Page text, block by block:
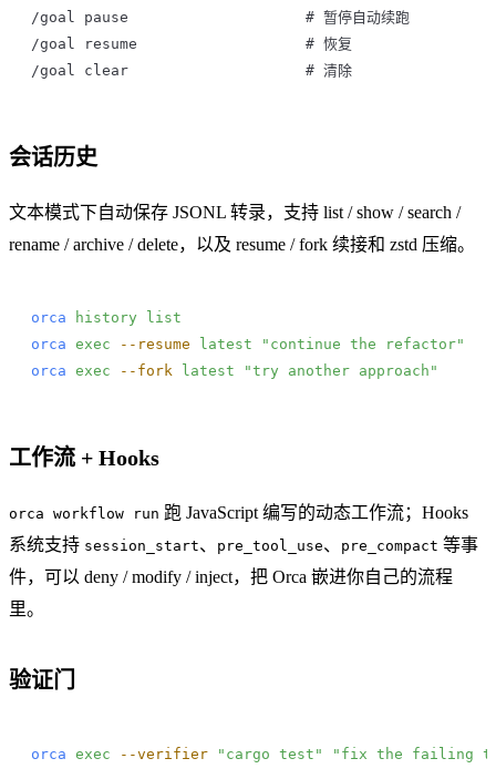
/goal pause                    # 暂停自动续跑
/goal resume                   # 恢复
/goal clear                    # 清除
会话历史
文本模式下自动保存 JSONL 转录，支持 list / show / search /
rename / archive / delete，以及 resume / fork 续接和 zstd 压缩。
orca history list
orca exec --resume latest "continue the refactor"
orca exec --fork latest "try another approach"
工作流 + Hooks
orca workflow run 跑 JavaScript 编写的动态工作流；Hooks
系统支持 session_start、 pre_tool_use、 pre_compact 等事
件，可以 deny / modify / inject，把 Orca 嵌进你自己的流程
里。
验证门
orca exec --verifier "cargo test" "fix the failing